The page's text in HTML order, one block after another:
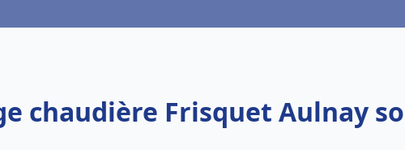
chaudière Frisquet Aulnay